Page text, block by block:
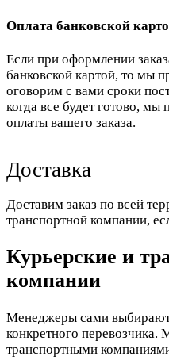
Оплата банковской
Если при оформлении
банковской картой, то мы
оговорим с вами сроки
когда все будет готово,
оплаты вашего заказа.
Доставка
Доставим заказ по всей
транспортной компании,
Курьерские и
компании
Менеджеры сами
конкретного
транспортными